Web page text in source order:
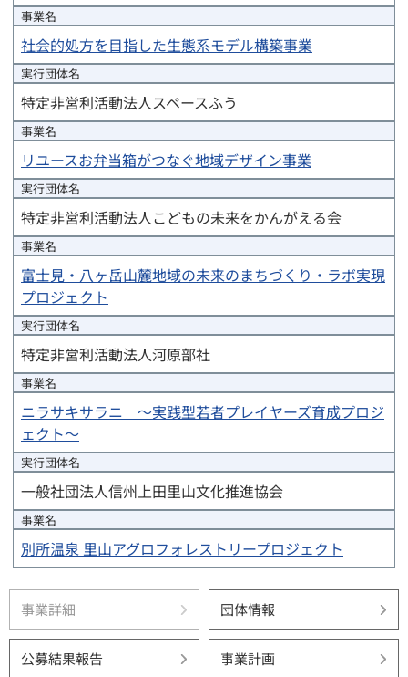
事業名
社会的処方を目指した生態系モデル構築事業
実行団体名
特定非営利活動法人スペースふう
事業名
リユースお弁当箱がつなぐ地域デザイン事業
実行団体名
特定非営利活動法人こどもの未来をかんがえる会
事業名
富士見・八ヶ岳山麓地域の未来のまちづくり・ラボ実現
プロジェクト
実行団体名
特定非営利活動法人河原部社
事業名
ニラサキサラニ　〜実践型若者プレイヤーズ育成プロジ
ェクト〜
実行団体名
一般社団法人信州上田里山文化推進協会
事業名
別所温泉 里山アグロフォレストリープロジェクト
事業詳細 団体情報
公募結果報告 事業計画